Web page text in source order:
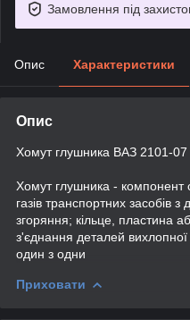
Замовлення під
Опис Характеристики
Опис
Хомут глушника ВАЗ 2101-07
Хомут глушника - компонент
газів транспортних засобів
згоряння; кільце, пластина
з'єднання деталей
один з одни
Приховати